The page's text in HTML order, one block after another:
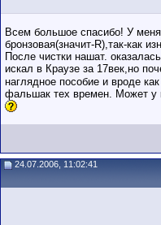
Всем большое спасибо! У
бронзовая(значит-R),так-как
После чистки нашат.
искал в Краузе за 17век,но
наглядное пособие и вроде
фальшак тех времен. Может у
24.07.2006, 11:02:41